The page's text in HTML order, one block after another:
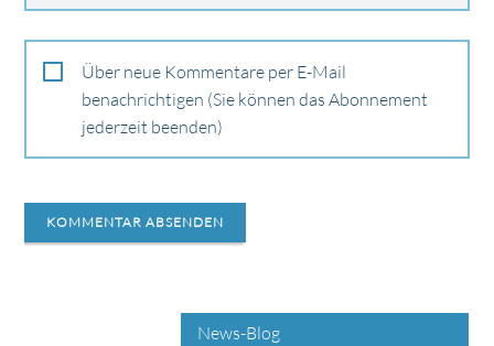
Über neue Kommentare per E-Mail
benachrichtigen (Sie können das Abonnement
jederzeit beenden)
KOMMENTAR ABSENDEN
News-Blog